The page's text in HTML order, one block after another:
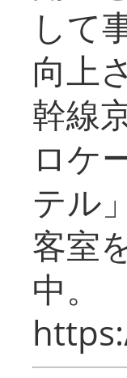
して
向上
幹線
ロケ
テル
客室
中。